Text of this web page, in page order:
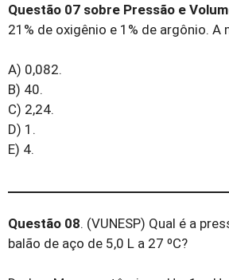
Questão 07 sobre Pressão e
21% de oxigênio e 1% de argônio.
A) 0,082.
B) 40.
C) 2,24.
D) 1.
E) 4.
Questão 08. (VUNESP) Qual é a
balão de aço de 5,0 L a 27 ºC?